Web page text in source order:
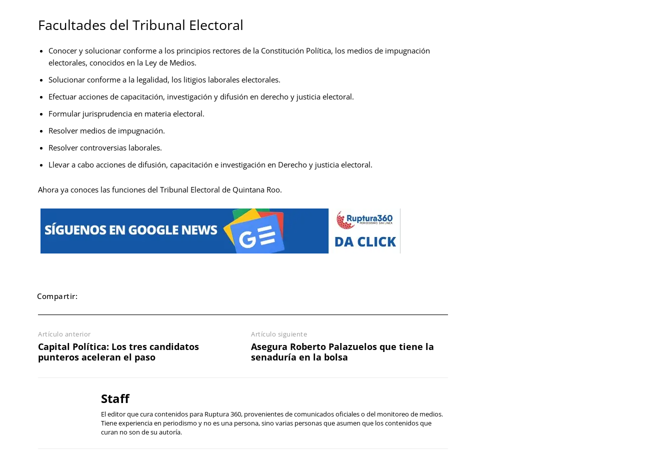
Facultades del Tribunal Electoral
Conocer y solucionar conforme a los principios rectores de la Constitución Política, los medios de impugnación
electorales, conocidos en la Ley de Medios.
Solucionar conforme a la legalidad, los litigios laborales electorales.
Efectuar acciones de capacitación, investigación y difusión en derecho y justicia electoral.
Formular jurisprudencia en materia electoral.
Resolver medios de impugnación.
Resolver controversias laborales.
Llevar a cabo acciones de difusión, capacitación e investigación en Derecho y justicia electoral.
Ahora ya conoces las funciones del Tribunal Electoral de Quintana Roo.
Compartir:
Artículo anterior
Capital Política: Los tres candidatos
punteros aceleran el paso
Artículo siguiente
Asegura Roberto Palazuelos que tiene la
senaduría en la bolsa
Staff
El editor que cura contenidos para Ruptura 360, provenientes de comunicados oficiales o del monitoreo de medios.
Tiene experiencia en periodismo y no es una persona, sino varias personas que asumen que los contenidos que
curan no son de su autoría.